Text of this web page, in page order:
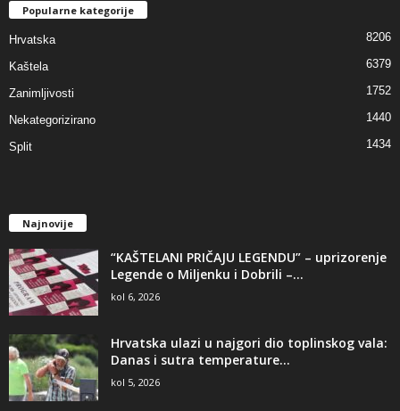
Popularne kategorije
Hrvatska 8206
Kaštela 6379
Zanimljivosti 1752
Nekategorizirano 1440
Split 1434
Najnovije
“KAŠTELANI PRIČAJU LEGENDU” – uprizorenje
Legende o Miljenku i Dobrili –...
kol 6, 2026
Hrvatska ulazi u najgori dio toplinskog vala:
Danas i sutra temperature...
kol 5, 2026